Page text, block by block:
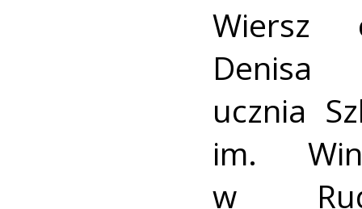
Wiersz
Denisa
ucznia
im.
w